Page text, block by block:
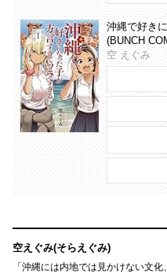
沖縄で好き
(BUNCH
空 えぐみ
空えぐみ(そらえぐみ)
「沖縄には内地では見かけない文